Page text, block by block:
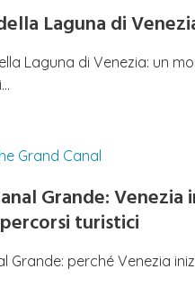
Laguna di
Laguna di Venezia: un
Grande: Venezia
turistici
Grande: perché Venezia